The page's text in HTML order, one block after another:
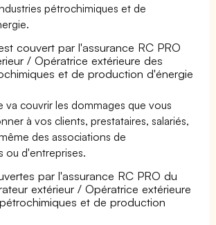
pétrochimiques et de
couvert par l'assurance RC PRO
/ Opératrice extérieure des
et de production d'énergie
va couvrir les dommages que vous
à vos clients, prestataires, salariés,
des associations de
ou d'entreprises.
par l'assurance RC PRO du
extérieur / Opératrice extérieure
et de production